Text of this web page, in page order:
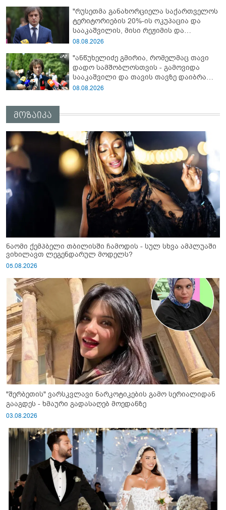
2008 წლის ომი თუ არ იქნებოდა, დიდი
ალბათობით, არც უკრაინის ომი
იქნებოდა"
"რუსეთმა განახორციელა საქართველოს
ტერიტორიების 20%-ის ოკუპაცია და
სააკაშვილის, მისი რეჟიმის და
„ნაცმოძრაობის“ ღალატი ვერანაირად
დანაშაული ჩვენი სახელმწიფოს წინაშე"
08.08.2026
"ანწუხელიძე გმირია, რომელმაც თავი
დადო სამშობლოსთვის - გამოვიდა
სააკაშვილი და თავის თავზე დაიბრალა
ანწუხელიძის გმირობა, სამარცხვინო
ამგვარს სთხოვდნენ მას"
08.08.2026
მოზაიკა
ნაომი ქემპბელი თბილისში ჩამოდის - სულ სხვა ამპლუაში
ვიხილავთ ლეგენდარულ მოდელს?
05.08.2026
"შერბეთის" ვარსკვლავი ნარკოტიკების გამო სერიალიდან
გააგდეს - ხმაური გადასაღებ მოედანზე
03.08.2026